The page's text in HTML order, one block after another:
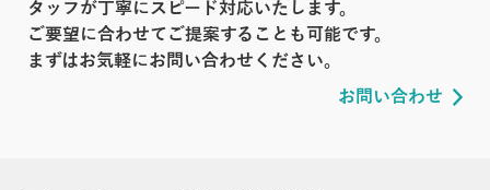
タッフが丁寧にスピード対応いたします。
ご要望に合わせてご提案することも可能です。
まずはお気軽にお問い合わせください。
お問い合わせ